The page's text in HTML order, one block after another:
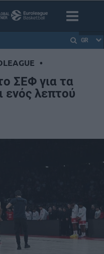
GR
•
ΣΕΦ για τα
ενός λεπτού